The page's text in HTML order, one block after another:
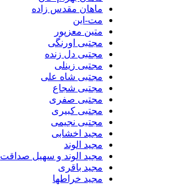
ماهان مقدس زاده
مت-این
متین معزپور
مجتبی اورنگی
مجتبی دل زنده
مجتبی زینلی
مجتبی شاه علی
مجتبی شجاع
مجتبی صفری
مجتبی کبیری
مجتبی نجیمی
مجید اخشابی
مجید الوند‎
مجید الوند و سهیل صداقت
مجید باقری
مجید خراطها